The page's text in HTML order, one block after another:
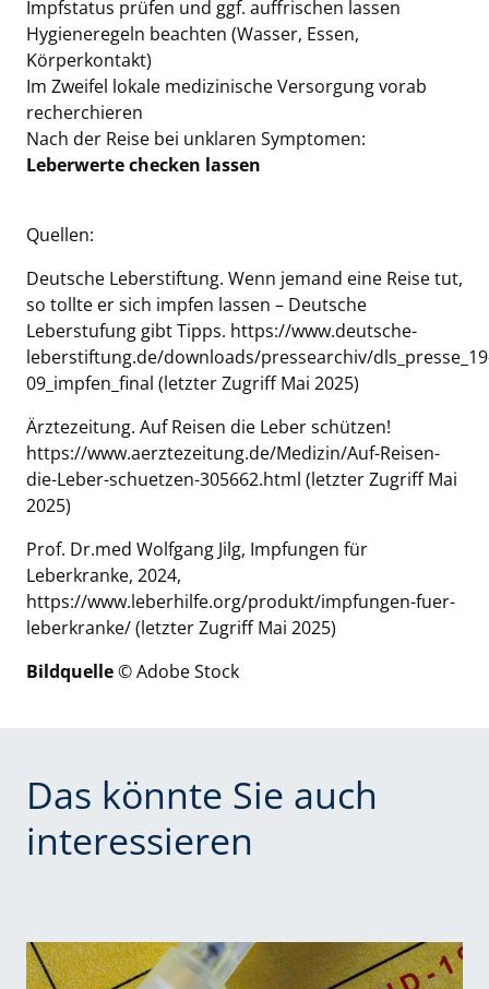
Impfstatus prüfen und ggf. auffrischen lassen
Hygieneregeln beachten (Wasser, Essen,
Körperkontakt)
Im Zweifel lokale medizinische Versorgung vorab
recherchieren
Nach der Reise bei unklaren Symptomen:
Leberwerte checken lassen
Quellen:
Deutsche Leberstiftung. Wenn jemand eine Reise tut,
so tollte er sich impfen lassen – Deutsche
Leberstufung gibt Tipps. https://www.deutsche-
leberstiftung.de/downloads/pressearchiv/
09_impfen_final (letzter Zugriff Mai 2025)
Ärztezeitung. Auf Reisen die Leber schützen!
https://www.aerztezeitung.de/Medizin/Auf-Reisen-
die-Leber-schuetzen-305662.html (letzter Zugriff Mai
2025)
Prof. Dr.med Wolfgang Jilg, Impfungen für
Leberkranke, 2024,
https://www.leberhilfe.org/produkt/impfungen-fuer-
leberkranke/(letzter Zugriff Mai 2025)
Bildquelle© Adobe Stock
Das könnte Sie auch
interessieren